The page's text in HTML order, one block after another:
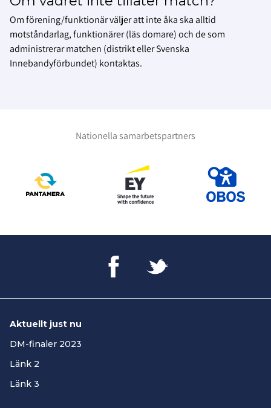
Om förening/funktionär väljer att inte åka ska alltid
motståndarlag, funktionärer (läs domare) och de som
administrerar matchen (distrikt eller Svenska
Innebandyförbundet) kontaktas.
Nationella samarbetspartners
Aktuellt just nu
DM-finaler 2023
Länk 2
Länk 3